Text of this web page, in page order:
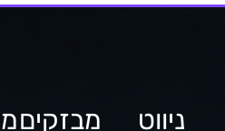
ניווט מבזקים